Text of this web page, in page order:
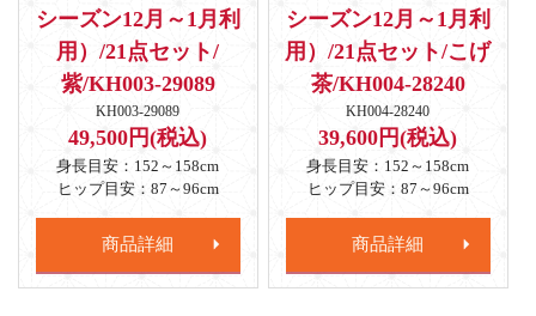
シーズン12月～1月利
用）/21点セット/
紫/KH003-29089
KH003-29089
49,500円(税込)
身長目安：152～158cm
ヒップ目安：87～96cm
商品詳細
シーズン12月～1月利
用）/21点セット/こげ
茶/KH004-28240
KH004-28240
39,600円(税込)
身長目安：152～158cm
ヒップ目安：87～96cm
商品詳細